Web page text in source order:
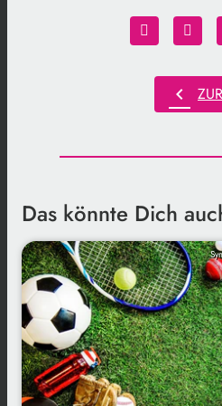
chevron_left
Das könnte Dich